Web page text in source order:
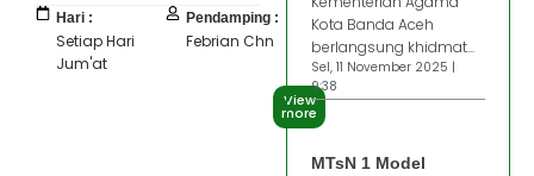
Hari :
Setiap Hari
Jum'at
Pendamping :
Febrian Chn
View
more
Kota Banda Aceh
berlangsung khidmat...
Sel, 11 November 2025 |
9:38
MTsN 1 Model